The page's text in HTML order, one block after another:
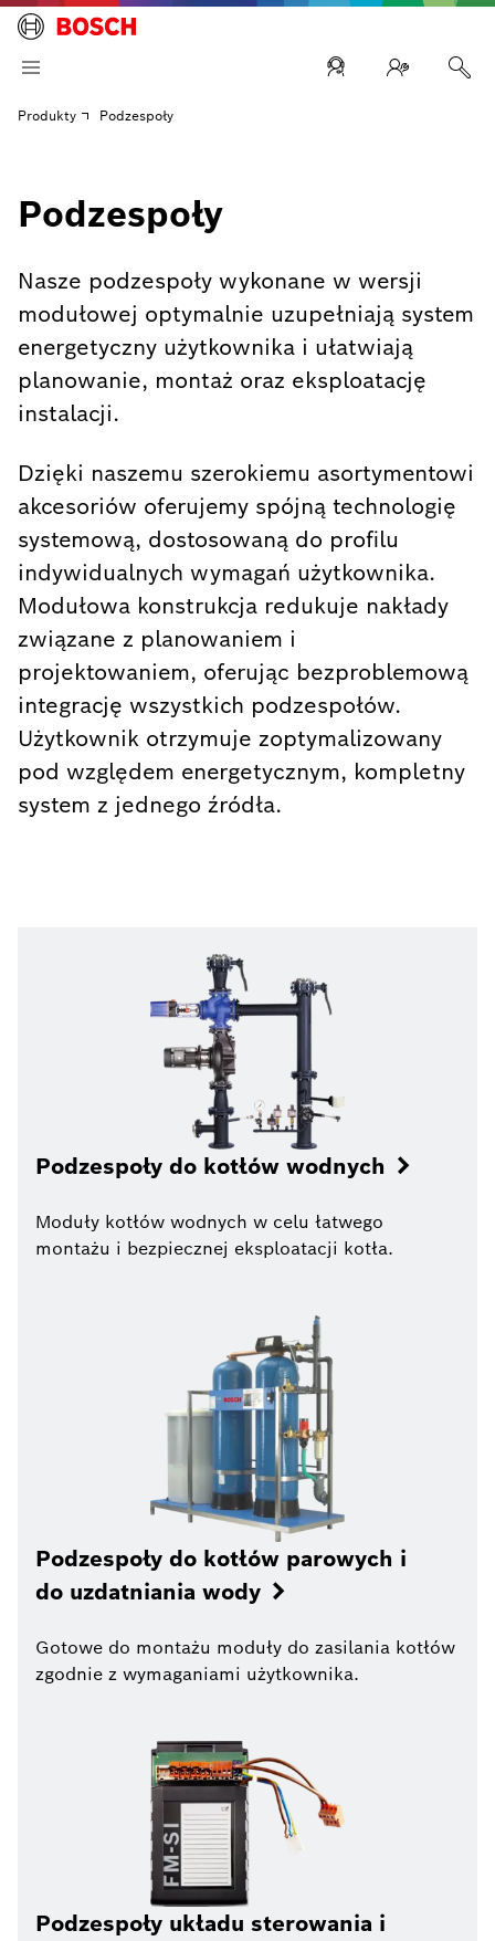
Produkty Podzespoły
Podzespoły
Nasze podzespoły wykonane w wersji
modułowej optymalnie uzupełniają system
energetyczny użytkownika i ułatwiają
planowanie, montaż oraz eksploatację
instalacji.
Dzięki naszemu szerokiemu asortymentowi
akcesoriów oferujemy spójną technologię
systemową, dostosowaną do profilu
indywidualnych wymagań użytkownika.
Modułowa konstrukcja redukuje nakłady
związane z planowaniem i
projektowaniem, oferując bezproblemową
integrację wszystkich podzespołów.
Użytkownik otrzymuje zoptymalizowany
pod względem energetycznym, kompletny
system z jednego źródła.
Podzespoły do kotłów wodnych
Moduły kotłów wodnych w celu łatwego
montażu i bezpiecznej eksploatacji kotła.
Podzespoły do kotłów parowych i
do uzdatniania wody
Gotowe do montażu moduły do zasilania kotłów
zgodnie z wymaganiami użytkownika.
Podzespoły układu sterowania i